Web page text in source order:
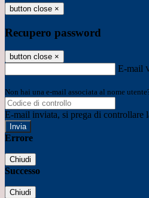
button close ×
Recupero password
button close ×
E-mail
Non hai una e-mail associata al nome
E-mail inviata, si prega di controllare
Errore
Chiudi
Successo
Chiudi